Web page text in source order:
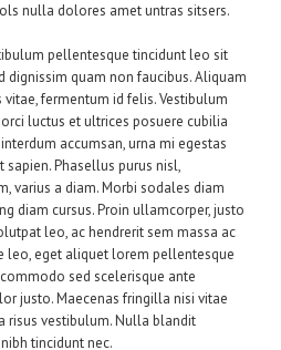
nulla dolores amet untras sitsers.
pellentesque tincidunt leo sit
dignissim quam non faucibus. Aliquam
fermentum id felis. Vestibulum
luctus et ultrices posuere cubilia
accumsan, urna mi egestas
Phasellus purus nisl,
varius a diam. Morbi sodales diam
diam cursus. Proin ullamcorper, justo
leo, ac hendrerit sem massa ac
leo, eget aliquet lorem pellentesque
sed scelerisque ante
justo. Maecenas fringilla nisi vitae
risus vestibulum. Nulla blandit
tincidunt nec.